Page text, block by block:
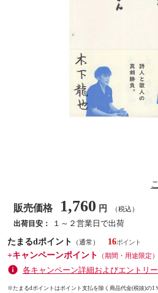
販売価格 1,760 円 （税込）
出荷目安：
１～２営業日で出荷
たまるdポイント
（通常）
16
+キャンペーンポイント
（期間・用途限定）
各キャンペーン詳細およびエントリ
※たまるdポイントはポイント支払を除く商品代金(税抜)の1